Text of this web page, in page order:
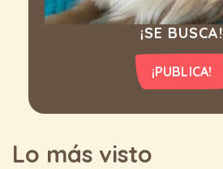
¡SE BUSCA!
¡PUBLICA!
Lo más visto